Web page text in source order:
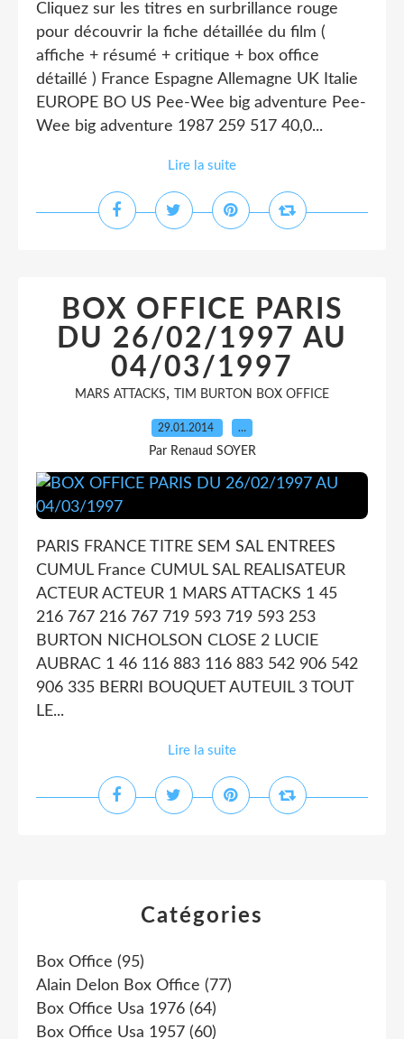
Cliquez sur les titres en surbrillance rouge
pour découvrir la fiche détaillée du film (
affiche + résumé + critique + box office
détaillé ) France Espagne Allemagne UK Italie
EUROPE BO US Pee-Wee big adventure Pee-
Wee big adventure 1987 259 517 40,0...
Lire la suite
BOX OFFICE PARIS
DU 26/02/1997 AU
04/03/1997
MARS ATTACKS, TIM BURTON BOX OFFICE
29.01.2014 …
Par Renaud SOYER
PARIS FRANCE TITRE SEM SAL ENTREES
CUMUL France CUMUL SAL REALISATEUR
ACTEUR ACTEUR 1 MARS ATTACKS 1 45
216 767 216 767 719 593 719 593 253
BURTON NICHOLSON CLOSE 2 LUCIE
AUBRAC 1 46 116 883 116 883 542 906 542
906 335 BERRI BOUQUET AUTEUIL 3 TOUT
LE...
Lire la suite
Catégories
Box Office (95)
Alain Delon Box Office (77)
Box Office Usa 1976 (64)
Box Office Usa 1957 (60)